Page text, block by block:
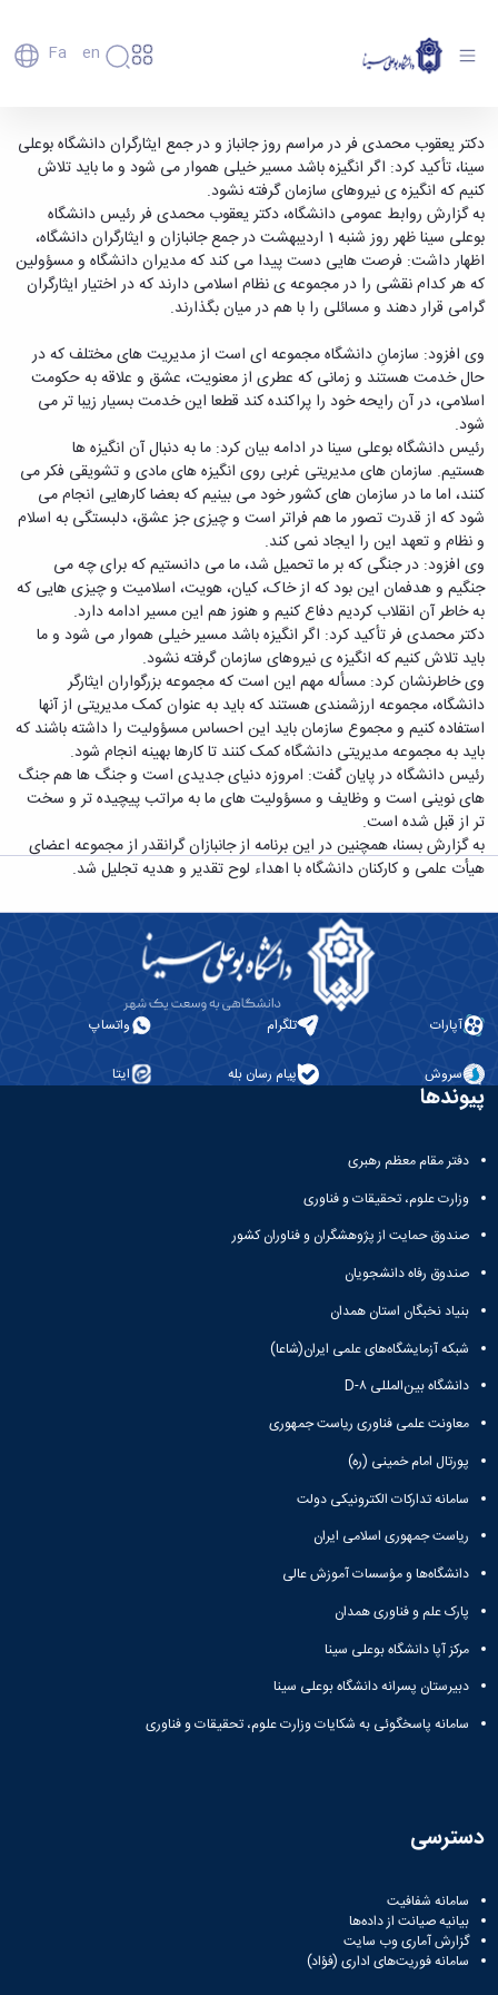
Fa En
دانشگاه
تاریخچه
و
معرفی
برنامه
راهبردی
دانشگاه
نقشه
دانشگاه
سازمان
دانشگاه
معاونت
توسعه
مدیریت
و
پشتیبانی
معاونت
آموزشی
و
تحصیلات
تکمیلی
معاونت
دانشجویی
معاونت
پژوهش
و
فناوری
معاونت
فرهنگی
و
اجتماعی
نهاد
نمایندگی
دانشگاه
اعضای
علمی
کارکنان
دانشجویان
فارغ
التحصیلان
دانشکده‌ها
پردیس
مهندسی
کشاورزی
شیمی
علوم
نفت
علوم
انسانی
هنر
و
معماری
دامپزشکی
علوم
پایه
علوم
اقتصادی
و
اجتماعی
دانشکده
های
اقماری
ارتباط
روابط
بین
الملل
(قدم
الآن)
Apply
Now
رئیس دانشگاه بوعلی سینا در جمع جانبازان -
دانشگاه بوعلی سینا همدان
دکتر یعقوب محمدی فر در مراسم روز جانباز و در جمع ایثارگران دانشگاه بوعلی
سینا، تأکید کرد: اگر انگیزه باشد مسیر خیلی هموار می شود و ما باید تلاش
کنیم که انگیزه ی نیروهای سازمان گرفته نشود.
به گزارش روابط عمومی دانشگاه، دکتر یعقوب محمدی فر رئیس دانشگاه
بوعلی سینا ظهر روز شنبه 1 اردیبهشت در جمع جانبازان و ایثارگران دانشگاه،
اظهار داشت: فرصت هایی دست پیدا می کند که مدیران دانشگاه و مسؤولین
که هر کدام نقشی را در مجموعه ی نظام اسلامی دارند که در اختیار ایثارگران
گرامی قرار دهند و مسائلی را با هم در میان بگذارند.
وی افزود: سازمانِ دانشگاه مجموعه ای است از مدیریت های مختلف که در
حال خدمت هستند و زمانی که عطری از معنویت، عشق و علاقه به حکومت
اسلامی، در آن رایحه خود را پراکنده کند قطعا این خدمت بسیار زیبا تر می
شود.
رئیس دانشگاه بوعلی سینا در ادامه بیان کرد: ما به دنبال آن انگیزه ها
هستیم. سازمان های مدیریتی غربی روی انگیزه های مادی و تشویقی فکر می
کنند، اما ما در سازمان های کشور خود می بینیم که بعضا کارهایی انجام می
شود که از قدرت تصور ما هم فراتر است و چیزی جز عشق، دلبستگی به اسلام
و نظام و تعهد این را ایجاد نمی کند.
وی افزود: در جنگی که بر ما تحمیل شد، ما می دانستیم که برای چه می
جنگیم و هدفمان این بود که از خاک، کیان، هویت، اسلامیت و چیزی هایی که
به خاطر آن انقلاب کردیم دفاع کنیم و هنوز هم این مسیر ادامه دارد.
دکتر محمدی فر تأکید کرد: اگر انگیزه باشد مسیر خیلی هموار می شود و ما
باید تلاش کنیم که انگیزه ی نیروهای سازمان گرفته نشود.
وی خاطرنشان کرد: مسأله مهم این است که مجموعه بزرگواران ایثارگر
دانشگاه، مجموعه ارزشمندی هستند که باید به عنوان کمک مدیریتی از آنها
استفاده کنیم و مجموع سازمان باید این احساس مسؤولیت را داشته باشند که
باید به مجموعه مدیریتی دانشگاه کمک کنند تا کارها بهینه انجام شود.
رئیس دانشگاه در پایان گفت: امروزه دنیای جدیدی است و جنگ ها هم جنگ
های نوینی است و وظایف و مسؤولیت های ما به مراتب پیچیده تر و سخت
تر از قبل شده است.
به گزارش بسنا، همچنین در این برنامه از جانبازان گرانقدر از مجموعه اعضای
هیأت علمی و کارکنان دانشگاه با اهداء لوح تقدیر و هدیه تجلیل شد.
آپارات تلگرام واتساپ
سروش پیام رسان بله ایتا
پیوندها
دفتر مقام معظم رهبری
وزارت علوم، تحقیقات و فناوری
صندوق حمایت از پژوهشگران و فناوران کشور
صندوق رفاه دانشجویان
بنیاد نخبگان استان همدان
شبکه آزمایشگاه‌های علمی ایران(شاعا)
دانشگاه بین‌المللی D-۸
معاونت علمی فناوری ریاست جمهوری
پورتال امام خمینی (ره)
سامانه تدارکات الکترونیکی دولت
ریاست جمهوری اسلامی ایران
دانشگاه‌ها و مؤسسات آموزش عالی
پارک علم و فناوری همدان
مرکز آپا دانشگاه بوعلی سینا
دبیرستان پسرانه دانشگاه بوعلی سینا
سامانه پاسخگوئی به شکایات وزارت علوم، تحقیقات و فناوری
دسترسی
سامانه شفافیت
بیانیه صیانت از داده‌ها
گزارش آماری وب‌ سایت
سامانه فوریت‌های اداری (فؤاد)